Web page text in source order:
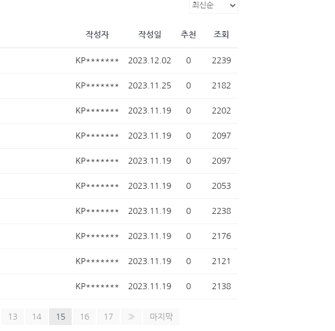
작성자 작성일 추천 조회
KP******* 2023.12.02 0 2239
KP******* 2023.11.25 0 2182
KP******* 2023.11.19 0 2202
KP******* 2023.11.19 0 2097
KP******* 2023.11.19 0 2097
KP******* 2023.11.19 0 2053
KP******* 2023.11.19 0 2238
KP******* 2023.11.19 0 2176
KP******* 2023.11.19 0 2121
KP******* 2023.11.19 0 2138
13 14 15 16 17 » 마지막